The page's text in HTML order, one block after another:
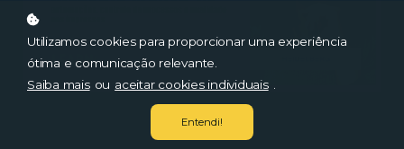
Utilizamos cookies para proporcionar uma experiência
ótima e comunicação relevante.
Saiba mais ou aceitar cookies individuais
Entendi!